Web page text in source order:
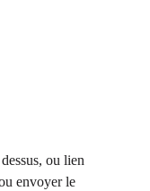
ou lien
envoyer le